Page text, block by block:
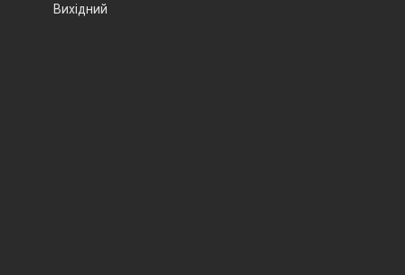
Вихідний